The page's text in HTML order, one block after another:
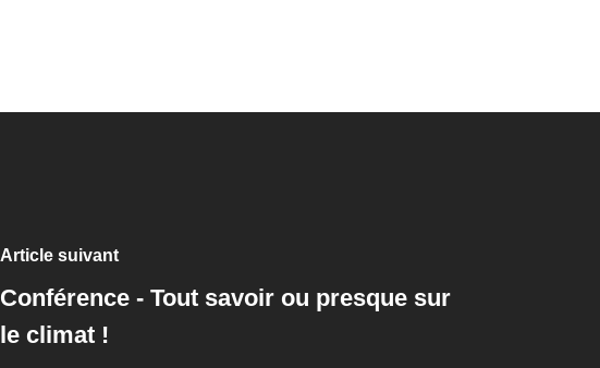
Article suivant
Conférence - Tout savoir ou presque sur
le climat !